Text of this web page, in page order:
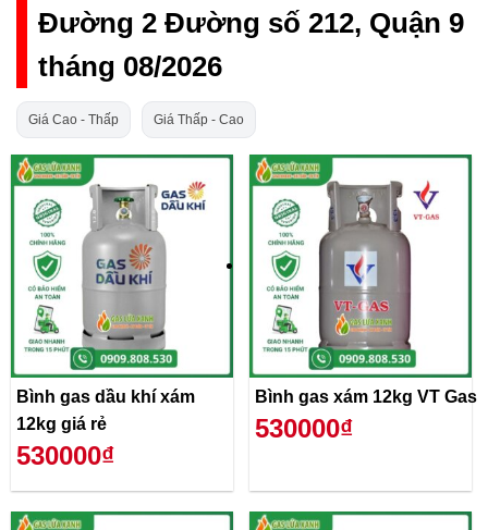
Đường 2 Đường số 212, Quận 9
tháng 08/2026
Giá Cao - Thấp Giá Thấp - Cao
Bình gas dầu khí xám
12kg giá rẻ
530000₫
Bình gas xám 12kg VT Gas
530000₫